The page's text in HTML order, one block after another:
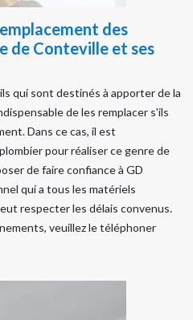
des
de Conteville et ses
qui sont destinés à apporter de la
de les remplacer s'ils
Dans ce cas, il est
pour réaliser ce genre de
de faire confiance à GD
qui a tous les matériels
respecter les délais convenus.
veuillez le téléphoner